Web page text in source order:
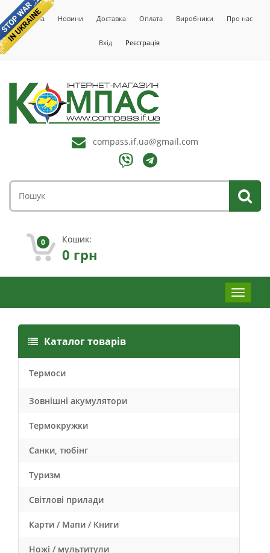
Головна Новини Доставка Оплата Виробники Про нас
Вхід Реєстрація
compass.if.ua@gmail.com
0 Кошик:
0 грн
Меню
Каталог товарів
Термоси
Зовнішні акумулятори
Термокружки
Санки, тюбінг
Туризм
Світлові прилади
Карти / Мапи / Книги
Ножі / мультитули